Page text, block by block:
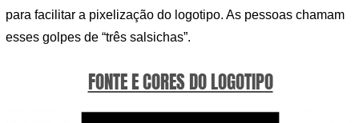
para facilitar a pixelização do logotipo. As pessoas chamam
esses golpes de “três salsichas”.
FONTE E CORES DO LOGOTIPO